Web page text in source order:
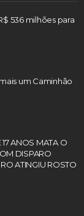
536 milhões para
um Caminhão
17 ANOS MATA O
DISPARO
ATINGIU ROSTO